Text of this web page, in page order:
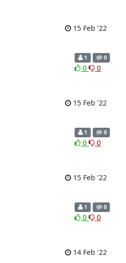
15 Feb '22
1 0
0 0
15 Feb '22
1 0
0 0
15 Feb '22
1 0
0 0
14 Feb '22